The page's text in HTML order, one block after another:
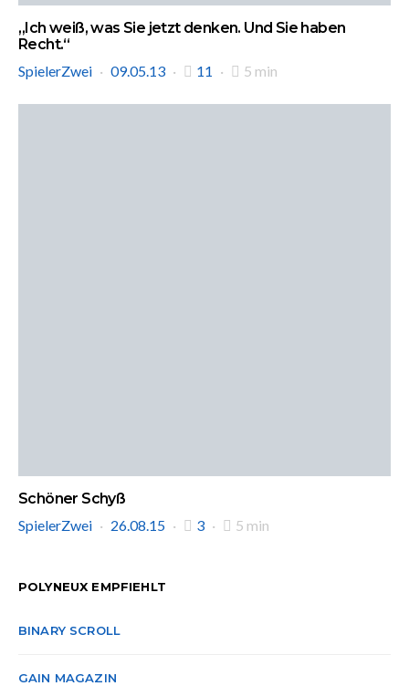
„Ich weiß, was Sie jetzt denken. Und Sie haben
Recht.“
SpielerZwei
09.05.13 11 5 min
Schöner Schyß
SpielerZwei
26.08.15 3 5 min
POLYNEUX EMPFIEHLT
BINARY SCROLL
GAIN MAGAZIN